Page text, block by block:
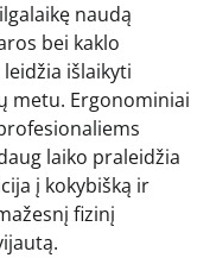
naudą
bei kaklo
išlaikyti
metu. Ergonominiai
laiko praleidžia
į kokybišką ir
fizinį